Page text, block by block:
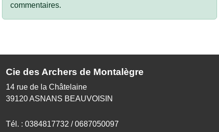
commentaires.
Cie des Archers de Montalègre
14 rue de la Châtelaine
39120ASNANS BEAUVOISIN
Tél. : 0384817732 / 0687050097